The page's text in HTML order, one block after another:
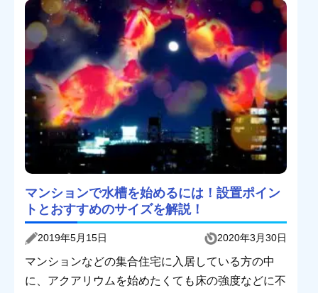
マンションで水槽を始めるには！設置ポイン
トとおすすめのサイズを解説！
2019年5月15日 2020年3月30日
マンションなどの集合住宅に入居している方の中
に、アクアリウムを始めたくても床の強度などに不